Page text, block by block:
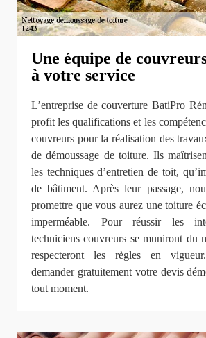
Une équipe de
à votre service
L’entreprise de couverture BatiPro
profit les qualifications et les
couvreurs pour la réalisation des
de démoussage de toiture. Ils
les techniques d’entretien de toit,
de bâtiment. Après leur passage,
promettre que vous aurez une toiture
imperméable. Pour réussir les
techniciens couvreurs se muniront du
respecteront les règles en
demander gratuitement votre devis
tout moment.